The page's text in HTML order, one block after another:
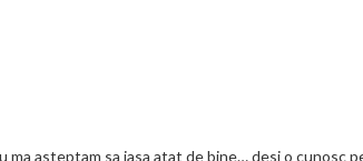
ma asteptam sa iasa atat de bine… desi o cunosc